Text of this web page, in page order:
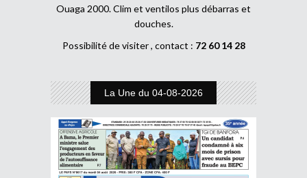
Ouaga 2000. Clim et ventilos plus débarras et
douches.
Possibilité de visiter , contact : 72 60 14 28
La Une du 04-08-2026